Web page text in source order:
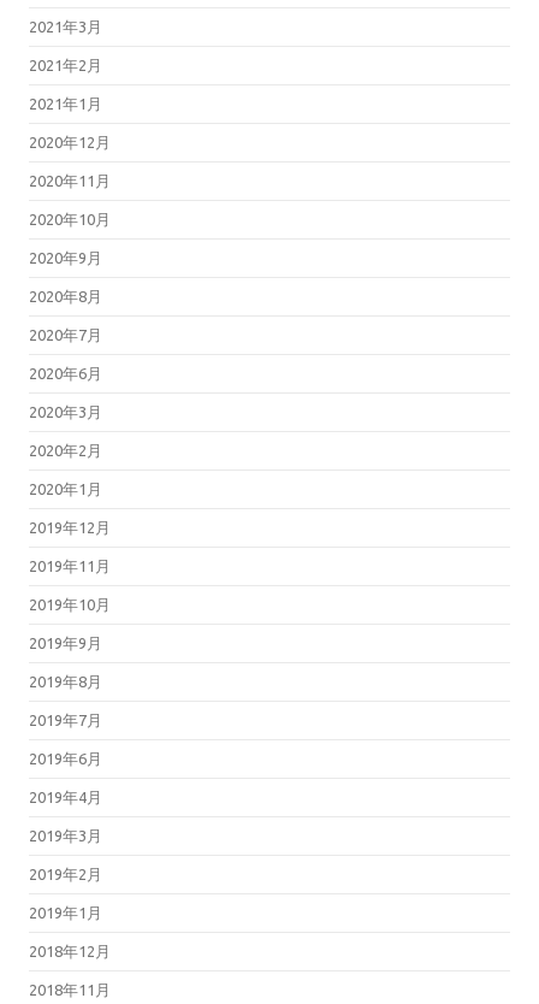
2021年3月
2021年2月
2021年1月
2020年12月
2020年11月
2020年10月
2020年9月
2020年8月
2020年7月
2020年6月
2020年3月
2020年2月
2020年1月
2019年12月
2019年11月
2019年10月
2019年9月
2019年8月
2019年7月
2019年6月
2019年4月
2019年3月
2019年2月
2019年1月
2018年12月
2018年11月